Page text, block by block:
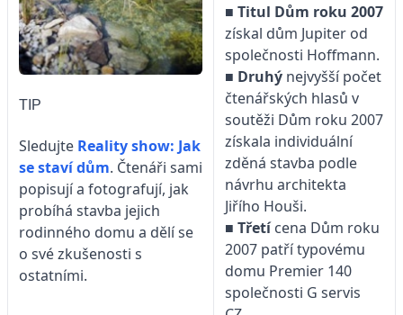
TIP
Sledujte Reality show: Jak
se staví dům. Čtenáři sami
popisují a fotografují, jak
probíhá stavba jejich
rodinného domu a dělí se
o své zkušenosti s
ostatními.
■ Titul Dům roku 2007
získal dům Jupiter od
společnosti Hoffmann.
■ Druhý nejvyšší počet
čtenářských hlasů v
soutěži Dům roku 2007
získala individuální
zděná stavba podle
návrhu architekta
Jiřího Houši.
■ Třetícena Dům roku
2007 patří typovému
domu Premier 140
společnosti G servis